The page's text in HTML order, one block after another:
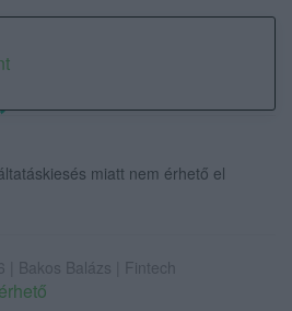
miatt nem érhető el
| Bakos Balázs | Fintech